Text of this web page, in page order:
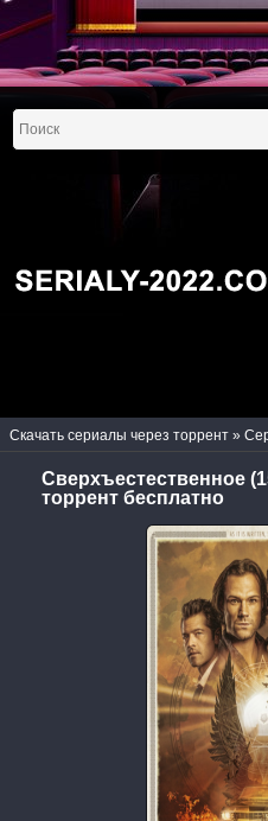
Скачать сериалы через торрент »
Сверхъестественное
торрент бесплатно